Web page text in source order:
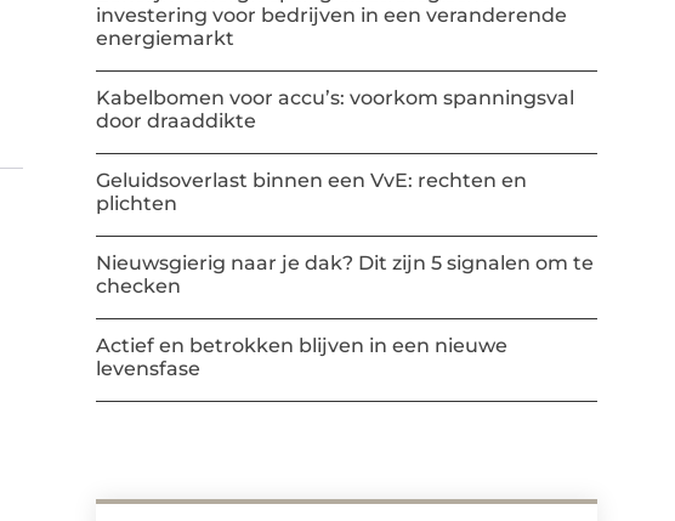
investering voor bedrijven in een veranderende
energiemarkt
Kabelbomen voor accu’s: voorkom spanningsval
door draaddikte
Geluidsoverlast binnen een VvE: rechten en
plichten
Nieuwsgierig naar je dak? Dit zijn 5 signalen om te
checken
Actief en betrokken blijven in een nieuwe
levensfase